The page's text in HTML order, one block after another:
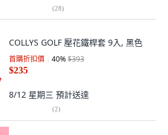
(28)
COLLYS GOLF 壓花鐵桿套 9入, 黑色
首購折扣價 40%$393
$235
8/12 星期三 預計送達
(2)